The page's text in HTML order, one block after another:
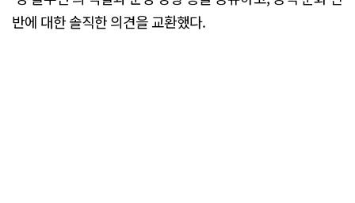
반에 대한 솔직한 의견을 교환했다.